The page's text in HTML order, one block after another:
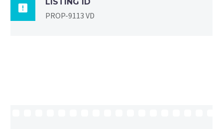

PROP-9113 VD